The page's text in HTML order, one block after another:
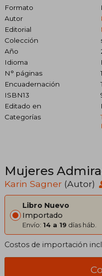
Formato
Autor
Editorial
Colección
Año
Idioma
N° páginas
Encuadernación
ISBN13
Editado en
Categorías
Mujeres
Karin Sagner (Autor)
Libro Nuevo
Importado
Envío: 14 a 19 días háb.
Costos de importación